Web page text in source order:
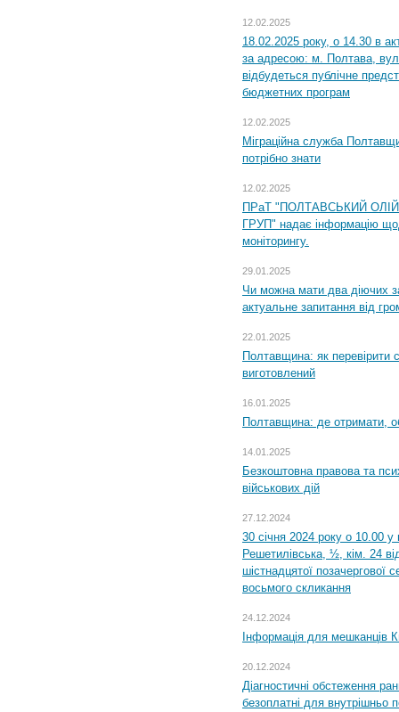
12.02.2025
18.02.2025 року, о 14.30 в
за адресою: м. Полтава,
відбудеться публічне
бюджетних програм
12.02.2025
Міграційна служба
потрібно знати
12.02.2025
ПРаТ "ПОЛТАВСЬКИЙ
ГРУП" надає інформацію
моніторингу.
29.01.2025
Чи можна мати два діючих
актуальне запитання від
22.01.2025
Полтавщина: як перевірити
виготовлений
16.01.2025
Полтавщина: де отримати,
14.01.2025
Безкоштовна правова та
військових дій
27.12.2024
30 січня 2024 року о 10.00 у
Решетилівська, ½, кім. 24
шістнадцятої позачергової
восьмого скликання
24.12.2024
Інформація для мешканців
20.12.2024
Діагностичні обстеження
безоплатні для внутрішньо